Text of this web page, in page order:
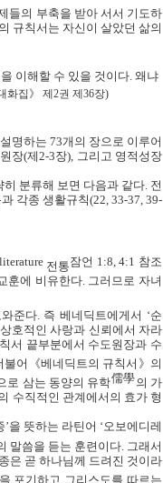
들의 부축을 받아 서서 기도하
규칙서는 자신이 살았던 삶의
이해할 수 있을 것이다 왜냐
화집》 제2권 제36장)
명하는 73개의 장으로 이루어
장(제2-3장), 그리고 영적성장
히 분류해 보면 다음과 같다 전
과 각종 생활규칙(22, 33-37, 39-
전통잠언 1:8, 4:1 참조
훈에 비유한다. 그러므로 자녀
준다. 즉 베네딕트에게서 ‘순
호적인 사랑과 신뢰에서 자라
서 끝부분에서 수도원장과 수
불어《베네딕트의 규칙서》의
로 삼는 동양의 유학儒學의 가
수직적인 관계에서의 효가 형
’을 뜻하는 라틴어 ‘오보에디레
말씀을 듣는 훈련이다. 그래서
은 곧 하나님께 드려진 것이라
포기하고 그리스도를 따르는